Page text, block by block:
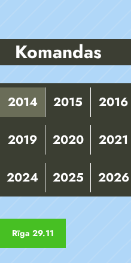
Komandas
2014 2015 2016
2019 2020 2021
2024 2025 2026
Rīga 29.11